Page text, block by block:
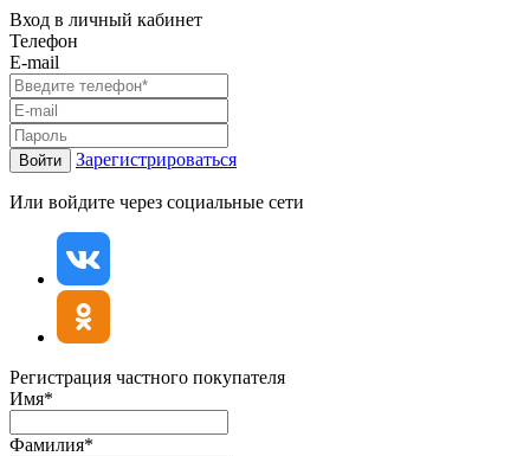
Вход в личный кабинет
Телефон
E-mail
Войти Зарегистрироваться
Или войдите через социальные сети
Регистрация частного покупателя
Имя*
Фамилия*